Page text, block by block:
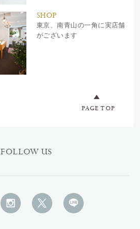
SHOP
東京、南青山の一角に実店舗
がございます
PAGE TOP
FOLLOW US